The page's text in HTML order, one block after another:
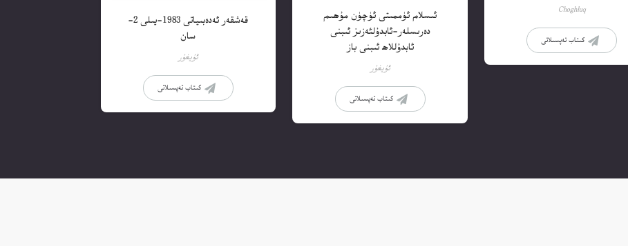
Choghluq
كىتاب تەپسىلاتى
ئىسلام ئۈممىتى ئۈچۈن مۇھىم
دەرىسلەر-ئابدۇلئەزىز ئىبنى
ئابدۇللاھ ئىبنى باز
ئۇيغۇر
كىتاب تەپسىلاتى
قەشقەر ئەدەبىياتى 1983-يىلى 2-
سان
ئۇيغۇر
كىتاب تەپسىلاتى